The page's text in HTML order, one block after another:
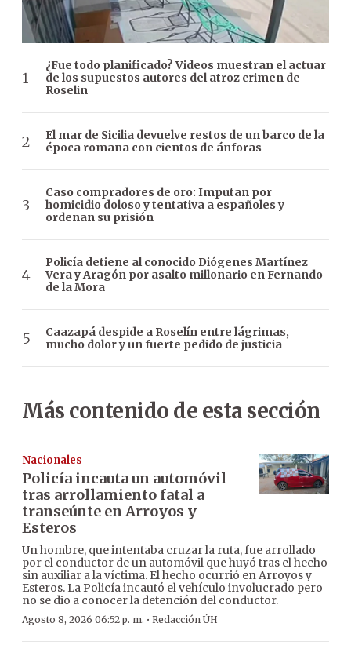
¿Fue todo planificado? Videos muestran el actuar
de los supuestos autores del atroz crimen de
Roselin
El mar de Sicilia devuelve restos de un barco de la
época romana con cientos de ánforas
Caso compradores de oro: Imputan por
homicidio doloso y tentativa a españoles y
ordenan su prisión
Policía detiene al conocido Diógenes Martínez
Vera y Aragón por asalto millonario en Fernando
de la Mora
Caazapá despide a Roselín entre lágrimas,
mucho dolor y un fuerte pedido de justicia
Más contenido de esta sección
Nacionales
Policía incauta un automóvil
tras arrollamiento fatal a
transeúnte en Arroyos y
Esteros
Un hombre, que intentaba cruzar la ruta, fue arrollado
por el conductor de un automóvil que huyó tras el hecho
sin auxiliar a la víctima. El hecho ocurrió en Arroyos y
Esteros. La Policía incautó el vehículo involucrado pero
no se dio a conocer la detención del conductor.
Agosto 8, 2026 06:52 p. m. · Redacción ÚH